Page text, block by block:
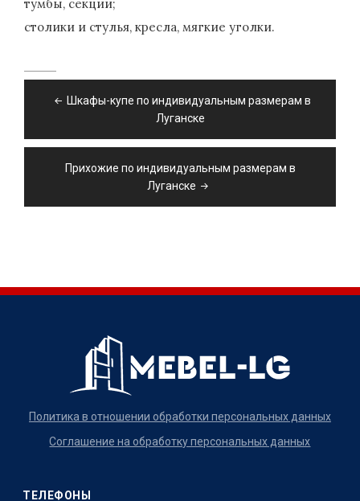
тумбы, секции;
столики и стулья, кресла, мягкие уголки.
Шкафы-купе по индивидуальным размерам в
Луганске
Прихожие по индивидуальным размерам в
Луганске
Политика в отношении обработки персональных данных
Соглашение на обработку персональных данных
ТЕЛЕФОНЫ